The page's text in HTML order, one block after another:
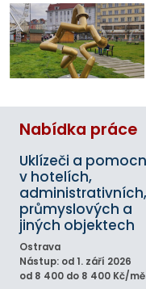
Nabídka práce
Uklízeči a
v hotelích,
administrativních,
průmyslových a
jiných objektech
Ostrava
Nástup: od 1. září 2026
od 8 400 do 8 400 Kč/